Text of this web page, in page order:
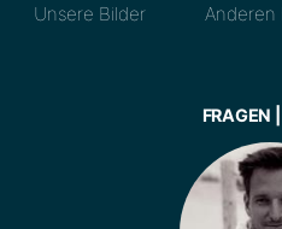
Unsere Bilder
Anderen
FRAGEN